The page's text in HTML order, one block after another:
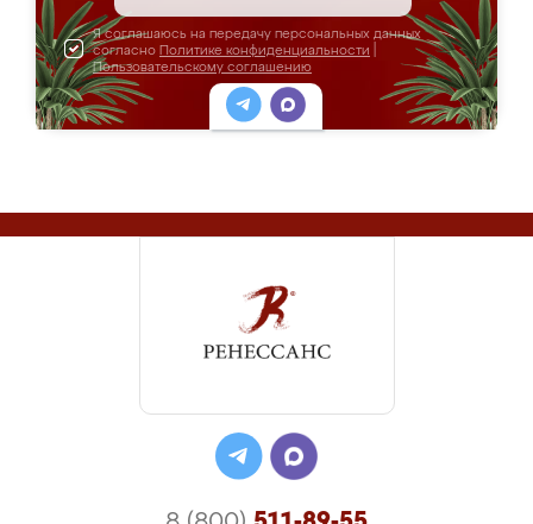
Я соглашаюсь на передачу персональных данных
согласно Политике конфиденциальности
Пользовательскому соглашению